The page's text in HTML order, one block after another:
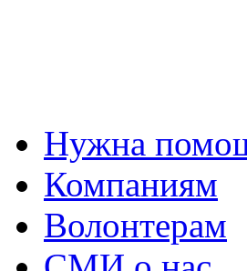
Нужна
Компаниям
Волонтерам